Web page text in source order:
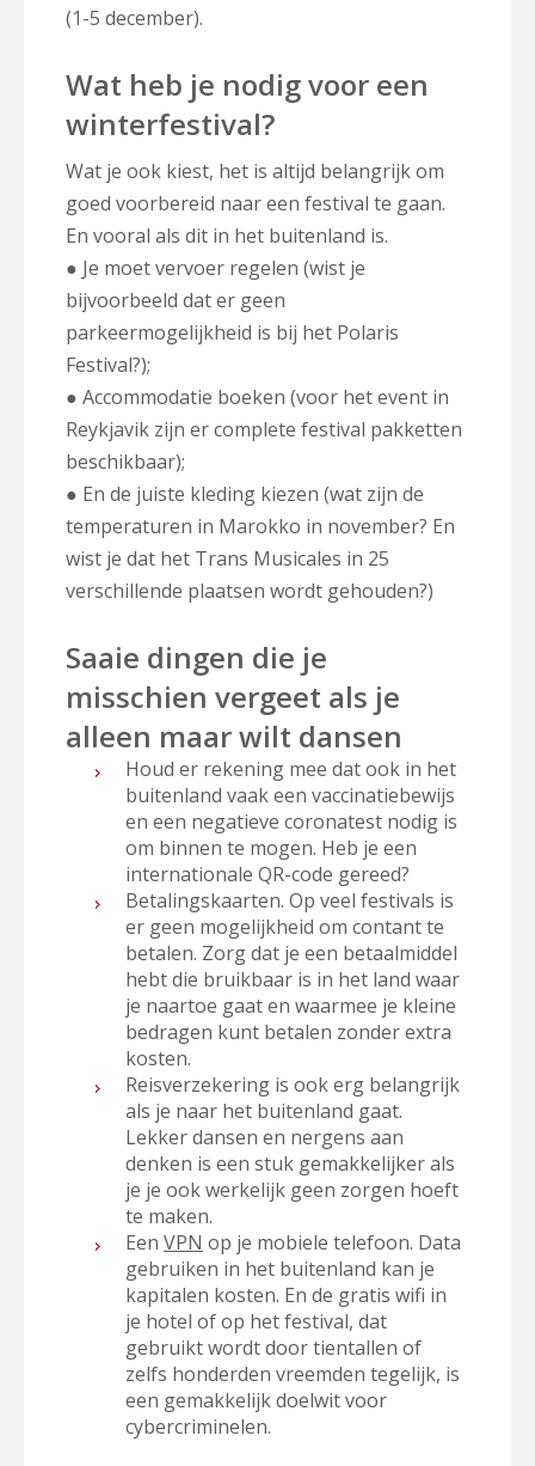
(1-5 december).
Wat heb je nodig voor een
winterfestival?
Wat je ook kiest, het is altijd belangrijk om
goed voorbereid naar een festival te gaan.
En vooral als dit in het buitenland is.
● Je moet vervoer regelen (wist je
bijvoorbeeld dat er geen
parkeermogelijkheid is bij het Polaris
Festival?);
● Accommodatie boeken (voor het event in
Reykjavik zijn er complete festival pakketten
beschikbaar);
● En de juiste kleding kiezen (wat zijn de
temperaturen in Marokko in november? En
wist je dat het Trans Musicales in 25
verschillende plaatsen wordt gehouden?)
Saaie dingen die je
misschien vergeet als je
alleen maar wilt dansen
Houd er rekening mee dat ook in het
buitenland vaak een vaccinatiebewijs
en een negatieve coronatest nodig is
om binnen te mogen. Heb je een
internationale QR-code gereed?
Betalingskaarten. Op veel festivals is
er geen mogelijkheid om contant te
betalen. Zorg dat je een betaalmiddel
hebt die bruikbaar is in het land waar
je naartoe gaat en waarmee je kleine
bedragen kunt betalen zonder extra
kosten.
Reisverzekering is ook erg belangrijk
als je naar het buitenland gaat.
Lekker dansen en nergens aan
denken is een stuk gemakkelijker als
je je ook werkelijk geen zorgen hoeft
te maken.
Een VPN op je mobiele telefoon. Data
gebruiken in het buitenland kan je
kapitalen kosten. En de gratis wifi in
je hotel of op het festival, dat
gebruikt wordt door tientallen of
zelfs honderden vreemden tegelijk, is
een gemakkelijk doelwit voor
cybercriminelen.